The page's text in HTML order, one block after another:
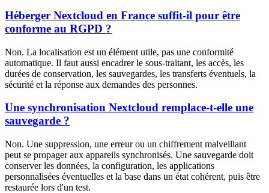
Héberger Nextcloud en France suffit-il pour être
conforme au RGPD ?
Non. La localisation est un élément utile, pas une conformité
automatique. Il faut aussi encadrer le sous-traitant, les accès, les
durées de conservation, les sauvegardes, les transferts éventuels, la
sécurité et la réponse aux demandes des personnes.
Une synchronisation Nextcloud remplace-t-elle une
sauvegarde ?
Non. Une suppression, une erreur ou un chiffrement malveillant
peut se propager aux appareils synchronisés. Une sauvegarde doit
conserver les données, la configuration, les applications
personnalisées éventuelles et la base dans un état cohérent, puis être
restaurée lors d'un test.